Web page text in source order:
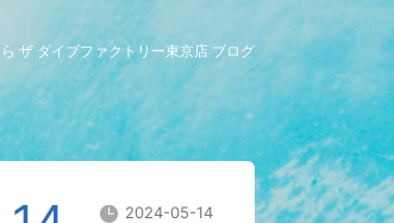
ザ ダイブファクトリー東京店 ブログ
2024-05-14